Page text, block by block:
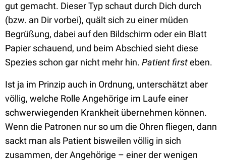
gut gemacht. Dieser Typ schaut durch Dich durch
(bzw. an Dir vorbei), quält sich zu einer müden
Begrüßung, dabei auf den Bildschirm oder ein Blatt
Papier schauend, und beim Abschied sieht diese
Spezies schon gar nicht mehr hin. Patient firsteben.
Ist ja im Prinzip auch in Ordnung, unterschätzt aber
völlig, welche Rolle Angehörige im Laufe einer
schwerwiegenden Krankheit übernehmen können.
Wenn die Patronen nur so um die Ohren fliegen, dann
sackt man als Patient bisweilen völlig in sich
zusammen, der Angehörige – einer der wenigen